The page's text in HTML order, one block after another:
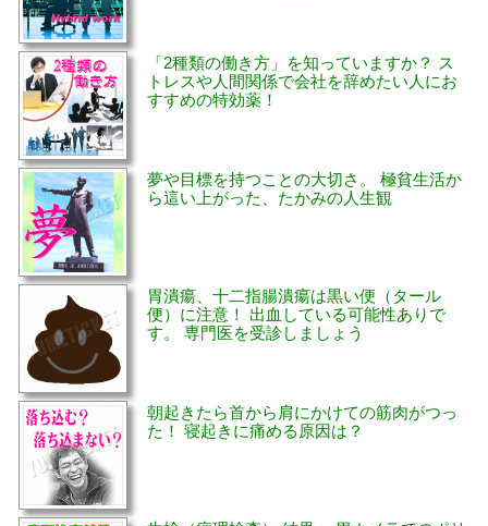
「2種類の働き方」を知っていますか？ ス
トレスや人間関係で会社を辞めたい人にお
すすめの特効薬！
夢や目標を持つことの大切さ。 極貧生活か
ら這い上がった、たかみの人生観
胃潰瘍、十二指腸潰瘍は黒い便（タール
便）に注意！ 出血している可能性ありで
す。 専門医を受診しましょう
朝起きたら首から肩にかけての筋肉がつっ
た！ 寝起きに痛める原因は？